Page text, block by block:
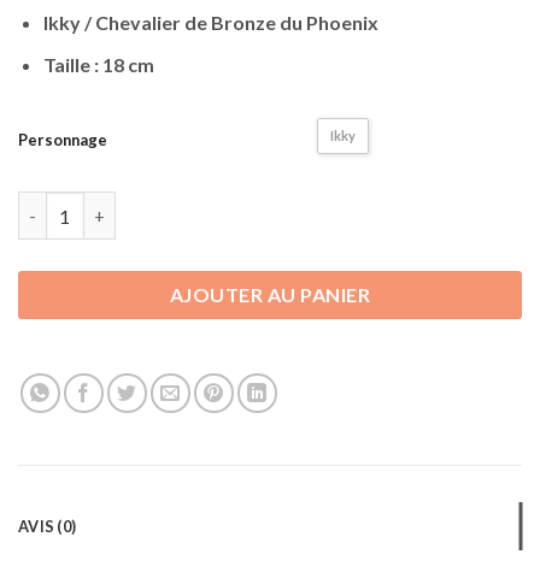
Ikky / Chevalier de Bronze du Phoenix
Taille : 18 cm
Personnage Ikky
AJOUTER AU PANIER
AVIS (0)